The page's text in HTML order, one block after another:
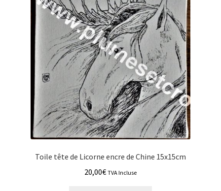
Toile tête de Licorne encre de Chine 15x15cm
20,00€ TVA Incluse